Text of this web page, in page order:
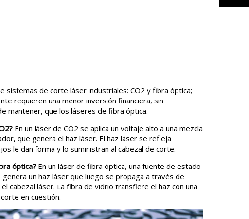
sistemas de corte láser industriales: CO2 y fibra óptica;
requieren una menor inversión financiera, sin
mantener, que los láseres de fibra óptica.
En un láser de CO2 se aplica un voltaje alto a una mezcla
que genera el haz láser. El haz láser se refleja
le dan forma y lo suministran al cabezal de corte.
óptica? En un láser de fibra óptica, una fuente de estado
un haz láser que luego se propaga a través de
cabezal láser. La fibra de vidrio transfiere el haz con una
en cuestión.